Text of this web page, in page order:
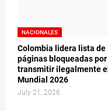
NACIONALES
Colombia lidera lista de
páginas bloqueadas por
transmitir ilegalmente el
Mundial 2026
July 21, 2026